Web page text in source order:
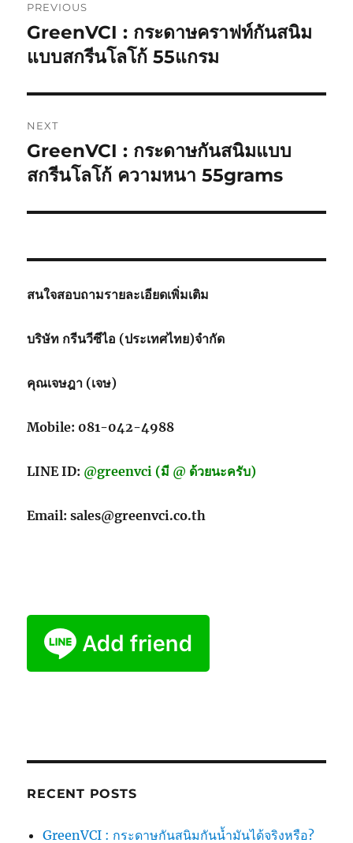
navigation
PREVIOUS
Previous
post:
GreenVCI : กระดาษคราฟท์กันสนิม
แบบสกรีนโลโก้ 55แกรม
NEXT
Next
post:
GreenVCI : กระดาษกันสนิมแบบ
สกรีนโลโก้ ความหนา 55grams
สนใจสอบถามรายละเอียดเพิ่มเติม
บริษัท กรีนวีซีไอ (ประเทศไทย)จำกัด
คุณเจษฎา (เจษ)
Mobile: 081-042-4988
LINE ID: @greenvci (มี @ ด้วยนะครับ)
Email: sales@greenvci.co.th
RECENT POSTS
GreenVCI : กระดาษกันสนิมกันน้ำมันได้จริงหรือ?